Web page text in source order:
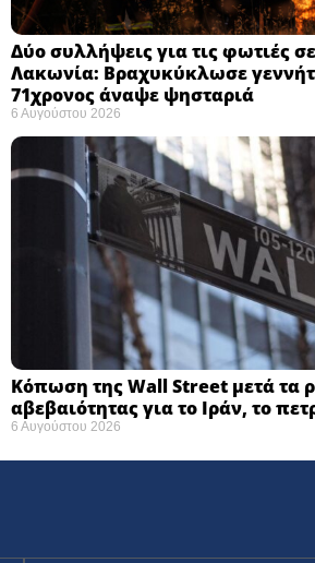
Δύο συλλήψεις για τις φωτιές
Λακωνία: Βραχυκύκλωσε
71χρονος άναψε ψησταριά
6 Αυγούστου 2026
Κόπωση της Wall Street μετά τα
αβεβαιότητας για το Ιράν, το
6 Αυγούστου 2026